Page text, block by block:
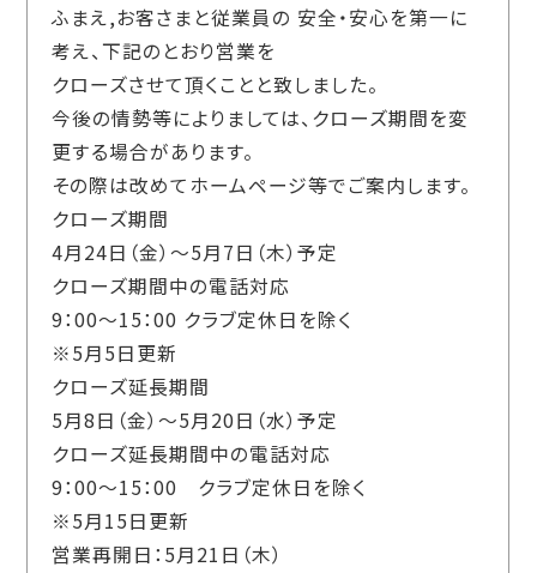
ふまえ,お客さまと従業員の 安全・安心を第一に
考え、下記のとおり営業を
クローズさせて頂くことと致しました。
今後の情勢等によりましては、クローズ期間を変
更する場合があります。
その際は改めてホームページ等でご案内します。
クローズ期間
4月24日（金）～5月7日（木）予定
クローズ期間中の電話対応
9：00～15：00 クラブ定休日を除く
※5月5日更新
クローズ延長期間
5月8日（金）～5月20日（水）予定
クローズ延長期間中の電話対応
9：00～15：00 クラブ定休日を除く
※5月15日更新
営業再開日：5月21日（木）